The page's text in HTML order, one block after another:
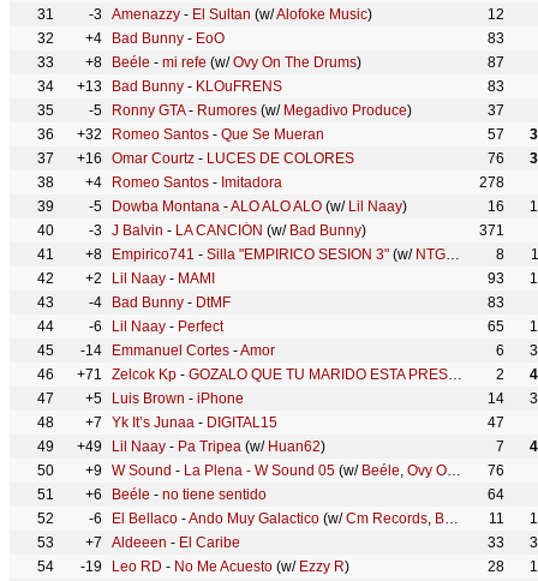
31
-3 Amenazzy - El Sultan (w/Alofoke Music)
12
32
+4 Bad Bunny - EoO
83
33
+8 Beéle - mi refe (w/Ovy On The Drums)
87
34
+13 Bad Bunny - KLOuFRENS
83
35
-5 Ronny GTA- Rumores (w/ Megadivo Produce)
37
36
+32 Romeo Santos - Que Se Mueran 57
37
+16 Omar Courtz - ⁠LUCES DE COLORES 76
38
+4 Romeo Santos - Imitadora
278
39
-5 Dowba Montana -ALO ALO ALO (w/ Lil Naay) 16
40
-3 J Balvin - LA CANCIÓN (w/ Bad Bunny)
371
41
+8 Empirico741 - Silla "EMPIRICO SESION 3" (w/ NTG,Aldeeen
8
42
+2 Lil Naay - MAMI 93
43
-4 Bad Bunny - DtMF
83
44
-6 Lil Naay - Perfect 65
45
-14 Emmanuel Cortes -Amor 6
46
+71 Zelcok Kp - GOZALO QUE TU MARIDO ESTA PRESO - REMIX 2
47
+5 Luis Brown - iPhone 14
48
+7 Yk It’s Junaa - DIGITAL15
47
49
+49 Lil Naay - Pa Tripea (w/ Huan62) 7
50
+9 W Sound - La Plena - W Sound 05 (w/ Beéle, Ovy On The Drums
76
51
+6 Beéle - no tiene sentido
64
52
-6 El Bellaco -Ando Muy Galactico (w/Cm Records, Beear Music 11
53
+7 Aldeeen - El Caribe 33
54
-19 Leo RD - No Me Acuesto (w/ Ezzy R) 28